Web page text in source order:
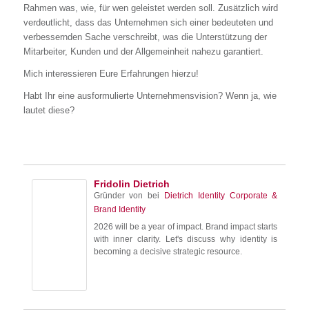
Rahmen was, wie, für wen geleistet werden soll. Zusätzlich wird
verdeutlicht, dass das Unternehmen sich einer bedeuteten und
verbessernden Sache verschreibt, was die Unterstützung der
Mitarbeiter, Kunden und der Allgemeinheit nahezu garantiert.
Mich interessieren Eure Erfahrungen hierzu!
Habt Ihr eine ausformulierte Unternehmensvision? Wenn ja, wie
lautet diese?
Fridolin Dietrich
Gründer von bei
Dietrich Identity Corporate &
Brand Identity
2026 will be a year of impact. Brand impact starts
with inner clarity. Let's discuss why identity is
becoming a decisive strategic resource.